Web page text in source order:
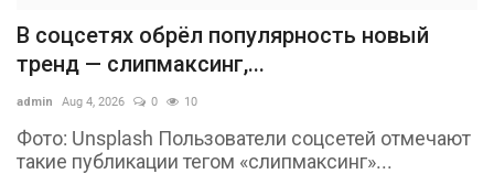
В соцсетях обрёл популярность новый
тренд — слипмаксинг,...
admin Aug 4, 2026 0 10
Фото: Unsplash Пользователи соцсетей отмечают
такие публикации тегом «слипмаксинг»...